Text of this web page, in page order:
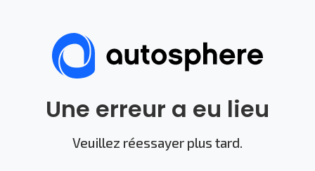
Une erreur a eu lieu
Veuillez réessayer plus tard.